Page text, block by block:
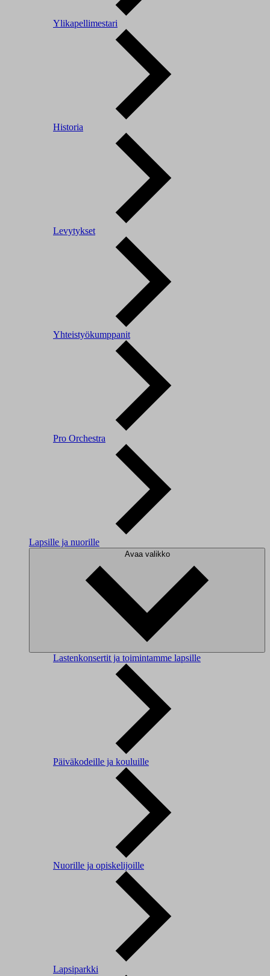
Ylikapellimestari
Historia
Levytykset
Yhteistyökumppanit
Pro Orchestra
Lapsille ja nuorille
Avaa valikko
Lastenkonsertit ja toimintamme lapsille
Päiväkodeille ja kouluille
Nuorille ja opiskelijoille
Lapsiparkki